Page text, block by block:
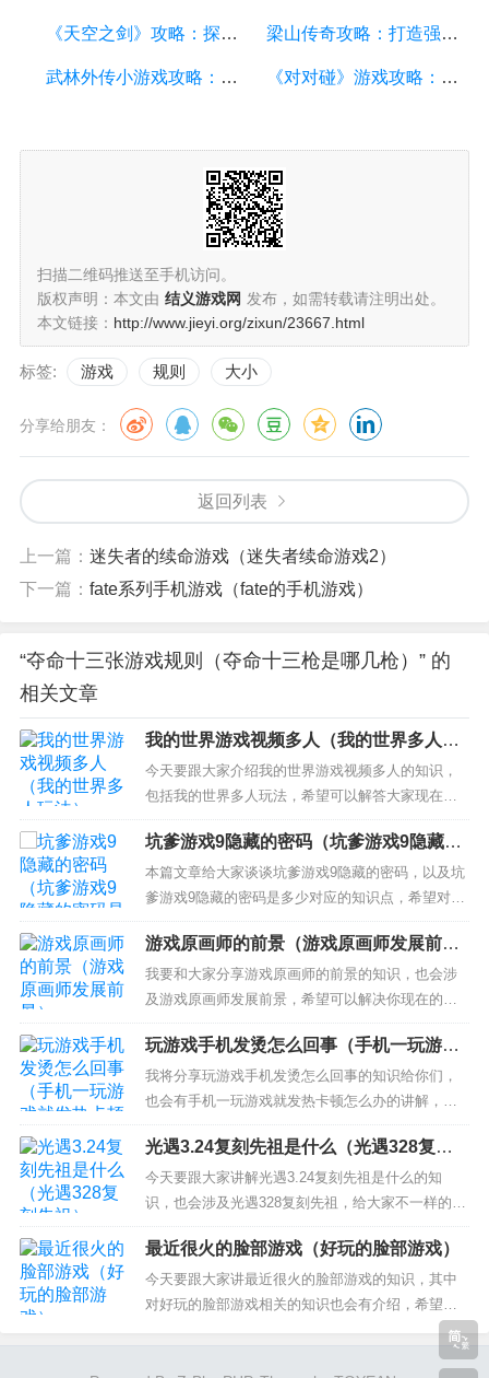
《天空之剑》攻略：探索天空的冒险之旅 梁山传奇攻略：打造强大的英雄团队，征服江湖的必备指南
武林外传小游戏攻略：全面解析游戏技巧、角色选择和剧情推进 《对对碰》游戏攻略：成为高手的秘籍
扫描二维码推送至手机访问。
版权声明：本文由 结义游戏网 发布，如需转载请注明出处。
本文链接： http://www.jieyi.org/zixun/23667.html
标签: 游戏 规则 大小
分享给朋友：
返回列表
上一篇： 迷失者的续命游戏（迷失者续命游戏2）
下一篇： fate系列手机游戏（fate的手机游戏）
“夺命十三张游戏规则（夺命十三枪是哪几枪）” 的
相关文章
我的世界游戏视频多人（我的世界多人玩
法）
今天要跟大家介绍我的世界游戏视频多人的知识，
包括我的世界多人玩法，希望可以解答大家现在的
问题！本文目录一览： 1、我的世界电脑版1.7.5版
怎么多人游戏视频 2、我的世界手机版双人游戏怎么
弄 -视频 3、我的世界手机版怎么开多人游戏,要视频
教程 我的世界电脑版1.7.5版怎么多人游戏视频...
坑爹游戏9隐藏的密码（坑爹游戏9隐藏的
密码是多少）
本篇文章给大家谈谈坑爹游戏9隐藏的密码，以及坑
爹游戏9隐藏的密码是多少对应的知识点，希望对各
位有所帮助，不要忘了收藏本站喔。 本文目录一
览： 1、史上最坑爹的游戏9怎么过 2、史上最坑爹
的游戏9第十四关怎么过？ 3、史上最坑爹的游戏9
怎么过关 4、史上最坑爹的游戏9第14关怎么玩 史
上...
游戏原画师的前景（游戏原画师发展前
景）
我要和大家分享游戏原画师的前景的知识，也会涉
及游戏原画师发展前景，希望可以解决你现在的问
题！ 本文目录一览： 1、原画就业前景怎么样？
2、学原画的话，就业前景如何 3、原画师学费一般
是多少，前景好吗？ 原画就业前景怎么样？ 原画就
业前景很不错，国内原画行业发展很迅速，尤其是
游戏和影视行...
玩游戏手机发烫怎么回事（手机一玩游戏
就发热卡顿怎么办）
我将分享玩游戏手机发烫怎么回事的知识给你们，
也会有手机一玩游戏就发热卡顿怎么办的讲解，希
望可以解决你们现在的问题！ 本文目录一览： 1、
为什么我的手机一玩游戏就发烫？ 2、手机一玩游戏
就发烫是怎么回事 3、手机玩游戏发烫是什么原因？
4、玩游戏手机会发热怎么回事 5、手机玩游戏发烫
是...
光遇3.24复刻先祖是什么（光遇328复刻
先祖）
今天要跟大家讲解光遇3.24复刻先祖是什么的知
识，也会涉及光遇328复刻先祖，给大家不一样的解
决方案！ 本文目录一览： 1、光遇20231月,12号复
刻的先祖在哪 2、光遇复刻先祖 光遇复刻先祖是谁
3、光遇中复刻先祖是什么 光遇中复刻先祖介绍 4、
光遇复刻先祖位置一览介绍 光遇复刻先祖...
最近很火的脸部游戏（好玩的脸部游戏）
今天要跟大家讲最近很火的脸部游戏的知识，其中
对好玩的脸部游戏相关的知识也会有介绍，希望可
以帮助大家解答当下的疑问！ 本文目录一览： 1、
抖音面部清洁游戏叫啥名字 2、3d捏脸游戏推荐 3d